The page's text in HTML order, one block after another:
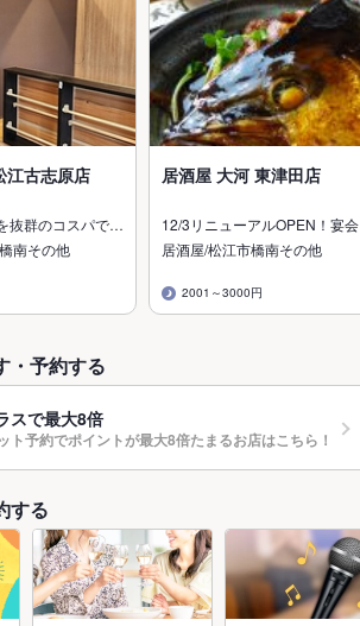
江古志原店
抜群のコスパで…
南その他
居酒屋 大河 東津田店
12/3リニューアルOPEN！宴
居酒屋/松江市橋南その他
2001～3000円
・予約する
スで最大8倍
ト予約でポイントが最大8倍たまるお店はこちら！
する